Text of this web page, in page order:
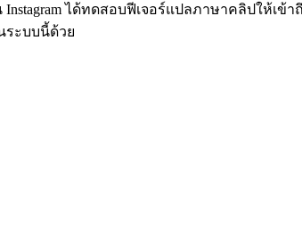
ได้ทดสอบฟีเจอร์แปลภาษาคลิปให้เข้
ระบบนี้ด้วย